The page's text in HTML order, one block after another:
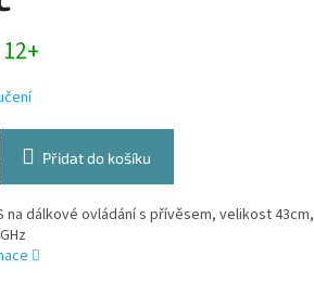
Přidat do košíku
na dálkové ovládání s přívěsem, velikost 43cm,